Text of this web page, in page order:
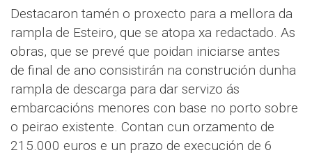
Destacaron tamén o proxecto para a mellora da
rampla de Esteiro, que se atopa xa redactado. As
obras, que se prevé que poidan iniciarse antes
de final de ano consistirán na construción dunha
rampla de descarga para dar servizo ás
embarcacións menores con base no porto sobre
o peirao existente. Contan cun orzamento de
215.000 euros e un prazo de execución de 6